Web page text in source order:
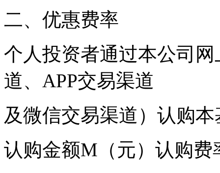
二、优惠费率
个人投资者通过本公司
道、APP交易渠道
及微信交易渠道）认购
认购金额M（元）认购